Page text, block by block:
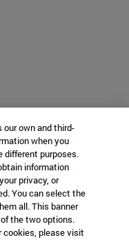
own and third-
when you
different purposes.
information
privacy, or
You can select the
all. This banner
the two options.
cookies, please visit